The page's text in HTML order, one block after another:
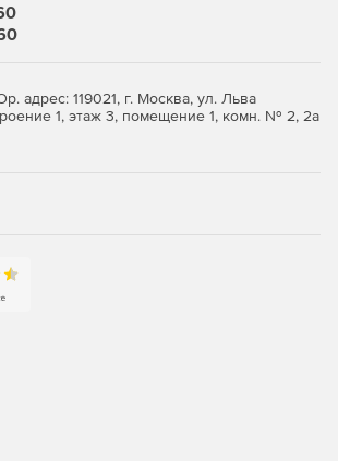
предприятий.
поведенческого анализа (DNA Matching).
обеспечивают защиту от новых и
Эта мощная функция позволяет
доступу пользователей.
адрес: 119021, г. Москва, ул. Льва
1, этаж 3, помещение 1, комн. № 2, 2а